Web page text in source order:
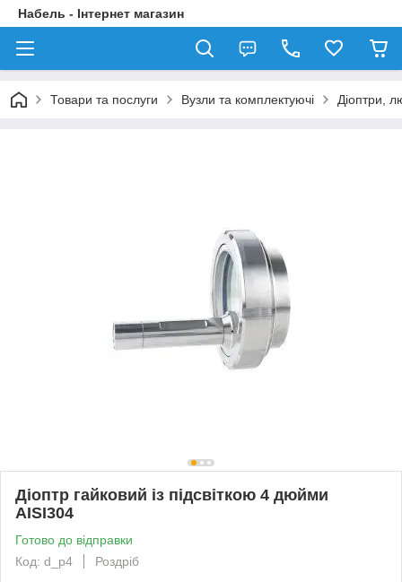
Набель - Інтернет магазин
Товари та послуги Вузли та комплектуючі Діоптри,
Діоптр гайковий із підсвіткою 4 дюйми
AISI304
Готово до відправки
Код: d_p4
Роздріб